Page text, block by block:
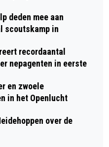
deden mee aan
scoutskamp in
recordaantal
nepagenten in eerste
en zwoele
in het Openlucht
over de